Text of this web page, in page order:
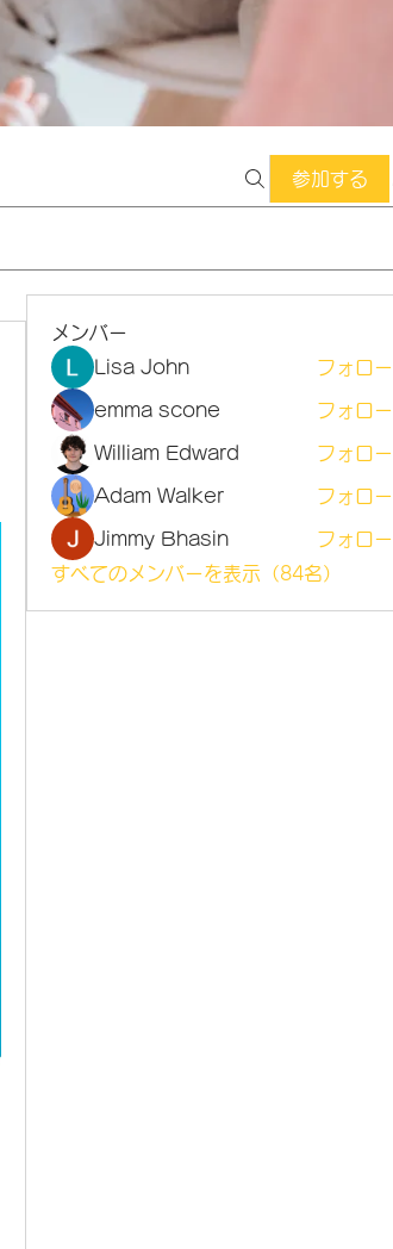
参加する
メンバー
Lisa John
フォロー
emma scone フォロー
William Edward フォロー
Adam Walker フォロー
Jimmy Bhasin
フォロー
すべてのメンバーを表示（84名）